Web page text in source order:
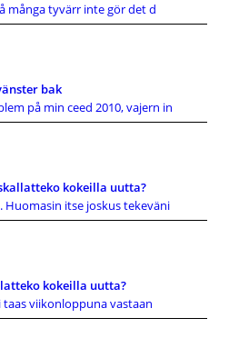
många tyvärr inte gör det d
bak
på min ceed 2010, vajern in
kokeilla uutta?
Huomasin itse joskus tekeväni
kokeilla uutta?
taas viikonloppuna vastaan